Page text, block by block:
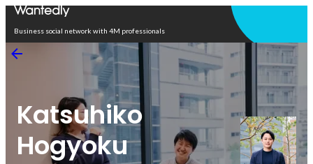
Business social network with 4M professionals
Katsuhiko
Hogyoku